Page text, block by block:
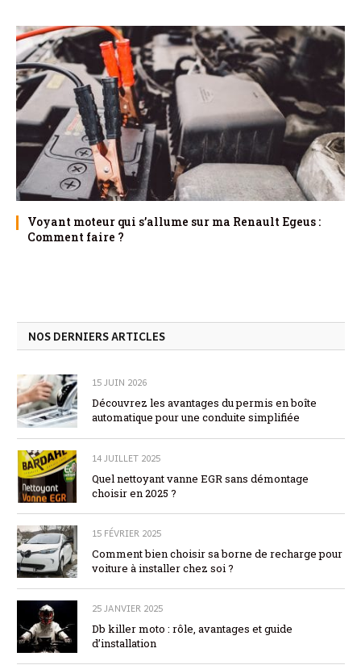
Voyant moteur qui s’allume sur ma Renault Egeus :
Comment faire ?
NOS DERNIERS ARTICLES
15 JUIN 2026
Découvrez les avantages du permis en boîte
automatique pour une conduite simplifiée
14 JUILLET 2025
Quel nettoyant vanne EGR sans démontage
choisir en 2025 ?
15 FÉVRIER 2025
Comment bien choisir sa borne de recharge pour
voiture à installer chez soi ?
25 JANVIER 2025
Db killer moto : rôle, avantages et guide
d’installation